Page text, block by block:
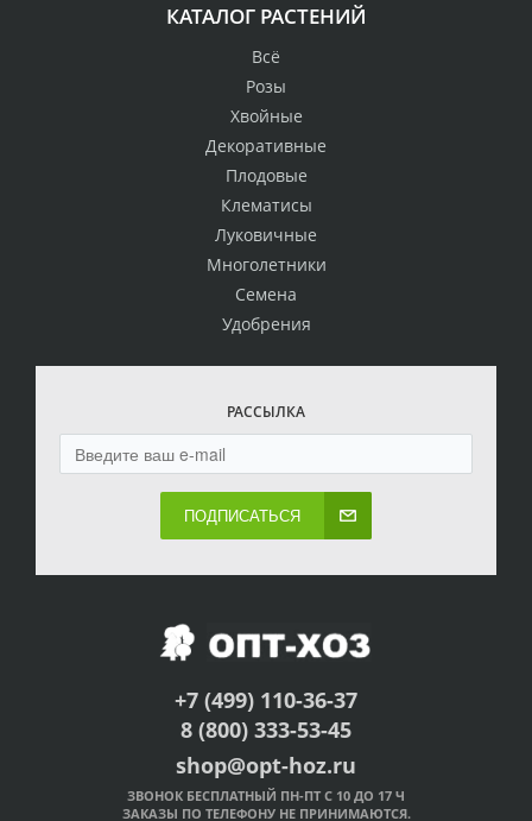
КАТАЛОГ РАСТЕНИЙ
Всё
Розы
Хвойные
Декоративные
Плодовые
Клематисы
Луковичные
Многолетники
Семена
Удобрения
РАССЫЛКА
ПОДПИСАТЬСЯ
+7 (499) 110-36-37
8 (800) 333-53-45
shop@opt-hoz.ru
ЗВОНОК БЕСПЛАТНЫЙ ПН-ПТ С 10 ДО 17 Ч
ЗАКАЗЫ ПО ТЕЛЕФОНУ НЕ ПРИНИМАЮТСЯ.